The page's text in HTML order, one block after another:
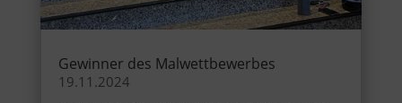
Gewinner des Malwettbewerbes
19.11.2024